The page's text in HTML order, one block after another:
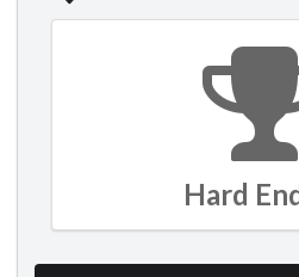
Hard